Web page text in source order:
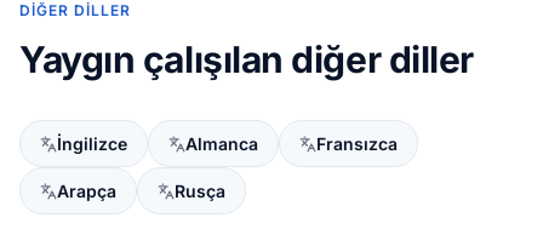
DIĞER DILLER
Yaygın çalışılan diğer diller
İngilizce Almanca Fransızca
Arapça Rusça